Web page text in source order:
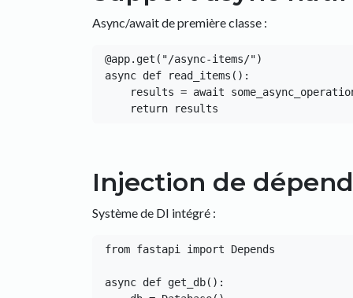
Async/await de première classe :
@app.get("/async-items/")
async def read_items():
Injection de
Système de DI intégré :
from fastapi import Depends
async def get_db():